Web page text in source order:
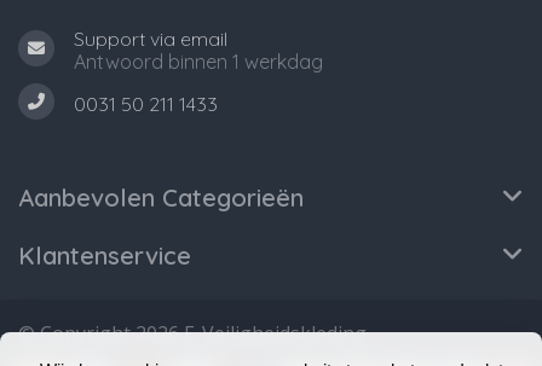
Support via email
Antwoord binnen 1 werkdag
0031 50 211 1433
Aanbevolen Categorieën
Klantenservice
© Copyright 2026 E-Veiligheidskleding